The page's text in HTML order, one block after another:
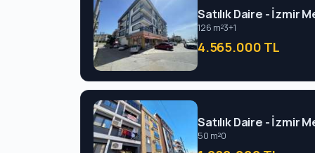
Satılık Daire - İzmir
126 m²3+1
4.565.000 TL
Satılık Daire - İzmir
50 m²0